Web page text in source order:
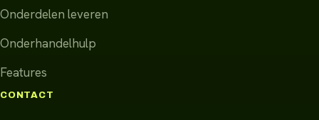
Onderdelen leveren
Onderhandelhulp
Features
CONTACT